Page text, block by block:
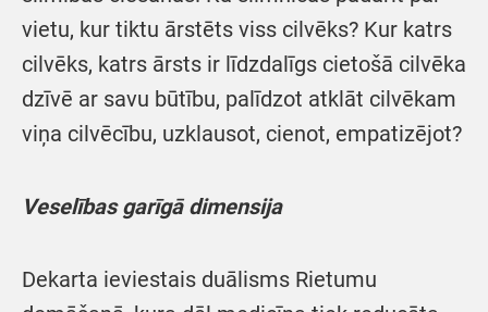
vietu, kur tiktu ārstēts viss cilvēks? Kur katrs
cilvēks, katrs ārsts ir līdzdalīgs cietošā cilvēka
dzīvē ar savu būtību, palīdzot atklāt cilvēkam
viņa cilvēcību, uzklausot, cienot, empatizējot?
Veselības garīgā dimensija
Dekarta ieviestais duālisms Rietumu